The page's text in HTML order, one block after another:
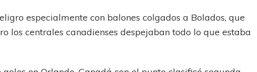
especialmente con balones colgados a Bolados, que
los centrales canadienses despejaban todo lo que estaba